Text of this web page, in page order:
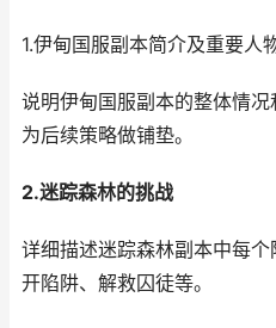
1.伊甸国服副本简介及重要人
说明伊甸国服副本的整体情况
为后续策略做铺垫。
2.迷踪森林的挑战
详细描述迷踪森林副本中每
开陷阱、解救囚徒等。